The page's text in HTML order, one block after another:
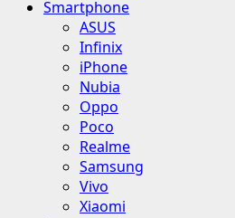
Smartphone
ASUS
Infinix
iPhone
Nubia
Oppo
Poco
Realme
Samsung
Vivo
Xiaomi